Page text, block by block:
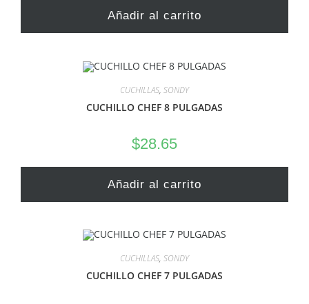
Añadir al carrito
CUCHILLAS, SONDY
CUCHILLO CHEF 8 PULGADAS
$28.65
Añadir al carrito
CUCHILLAS, SONDY
CUCHILLO CHEF 7 PULGADAS